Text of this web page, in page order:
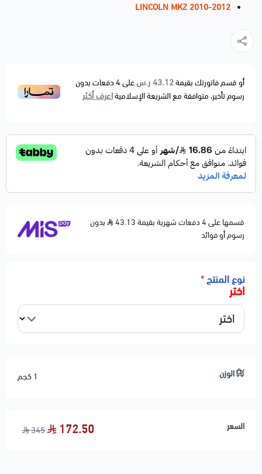
LINCOLN MKZ 2010-2012
أو قسم فاتورتك بقيمة43.12 ر.س على4دفعات بدون
رسوم تأخير، متوافقة مع الشريعة الإسلاميةاعرف أكثر
قسمها على 4 دفعات شهرية بقيمة 43.13
بدون
رسوم أو فوائد
نوع المنتج*
اختر
الوزن 1 كجم
السعر 172.50
345